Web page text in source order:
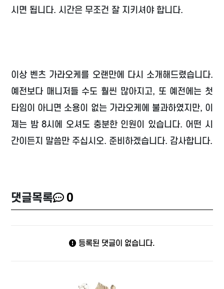
시면 됩니다. 시간은 무조건 잘 지키셔야 합니다.
이상 벤츠 가라오케를 오랜만에 다시 소개해드렸습니다.
예전보다 매니저들 수도 훨씬 많아지고, 또 예전에는 첫
타임이 아니면 소용이 없는 가라오케에 불과하였지만, 이
제는 밤 8시에 오셔도 충분한 인원이 있습니다. 어떤 시
간이든지 말씀만 주십시오. 준비하겠습니다. 감사합니다.
댓글목록 0
등록된 댓글이 없습니다.